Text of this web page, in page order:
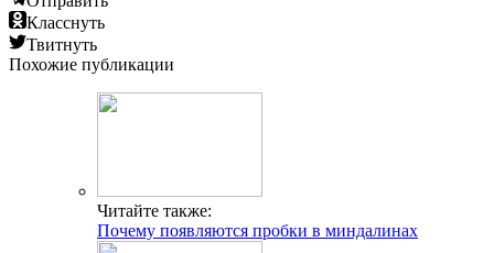
Класснуть
Твитнуть
Похожие публикации
Читайте также:
Почему появляются пробки в миндалинах